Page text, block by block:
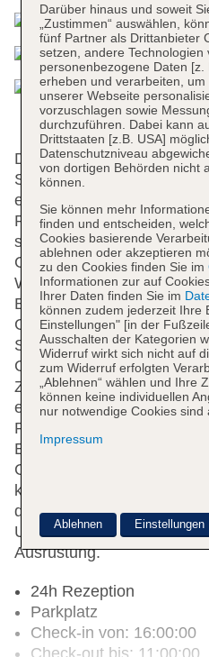
Das Apartmenthotel bietet
Studios auf 8 Etagen, die
erreichbar sind. Englisch-
Personal an der
steht zur Seite beim Ein-
Gepäckaufbewahrung, ein
Wechselstube, ein TV-
Betreuung und ein
Gästen des Hotels zur
Serviceleistung der
Getränkeautomat. Per
Zugang zum Internet. Das
eine Reihe
Rollstuhlgerechte
Ein schöner Garten und
Gelände des Hotels. Bei
können die Gäste dieses
dem Parkplatz parken.
Umgebung bietet ein
Ausrüstung.
24h Rezeption
Parkplatz
Check-in von: 16:00:00
Darüber hinaus und soweit
„Zustimmen“ auswählen,
fünf Partner als Drittanbieter
setzen, andere Technologien
personenbezogene Daten
erheben und verarbeiten,
unserer Webseite
vorzuschlagen sowie
durchzuführen. Dabei kann
Drittstaaten [z.B. USA]
Datenschutzniveau
von dortigen Behörden nicht
können.
Sie können mehr
finden und entscheiden,
Cookies basierende
ablehnen oder akzeptieren
zu den Cookies finden Sie im
Informationen zur auf
Ihrer Daten finden Sie im
können zudem jederzeit Ihre
Einstellungen" [in der
Ausschalten der Kategorien
Widerruf wirkt sich nicht auf
zum Widerruf erfolgten
„Ablehnen“ wählen und Ihre
können keine individuellen
nur notwendige Cookies sind
Impressum
Ablehnen Einstellungen